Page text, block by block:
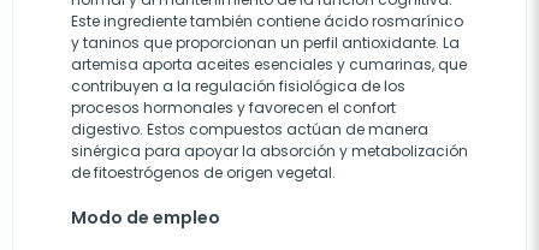
Este ingrediente también contiene ácido rosmarínico
y taninos que proporcionan un perfil antioxidante. La
artemisa aporta aceites esenciales y cumarinas, que
contribuyen a la regulación fisiológica de los
procesos hormonales y favorecen el confort
digestivo. Estos compuestos actúan de manera
sinérgica para apoyar la absorción y metabolización
de fitoestrógenos de origen vegetal.
Modo de empleo